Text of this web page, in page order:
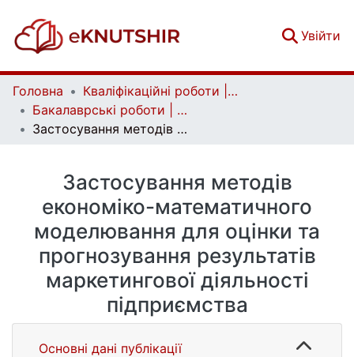
Увійти
Головна
Кваліфікаційні роботи | Qualifying works
Бакалаврські роботи | Bachelor theses
Застосування методів економіко-математичного моделювання для оцінки та прогнозування результатів маркетингової діяльності підприємства
Застосування методів
економіко-математичного
моделювання для оцінки та
прогнозування результатів
маркетингової діяльності
підприємства
Основні дані публікації